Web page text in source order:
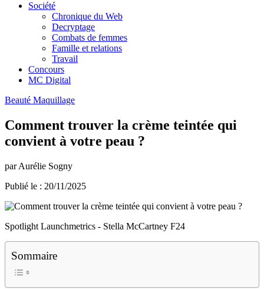
Société
Chronique du Web
Decryptage
Combats de femmes
Famille et relations
Travail
Concours
MC Digital
Beauté Maquillage
Comment trouver la crème teintée qui
convient à votre peau ?
par Aurélie Sogny
Publié le : 20/11/2025
Spotlight Launchmetrics - Stella McCartney F24
Sommaire